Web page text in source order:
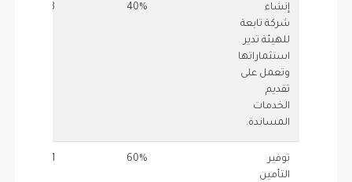
إنشاء
شركة تابعة
للهيئة تدير
استثماراتها
وتعمل على
تقديم
الخدمات
المساندة.
40%
توفير
التأمين
60%